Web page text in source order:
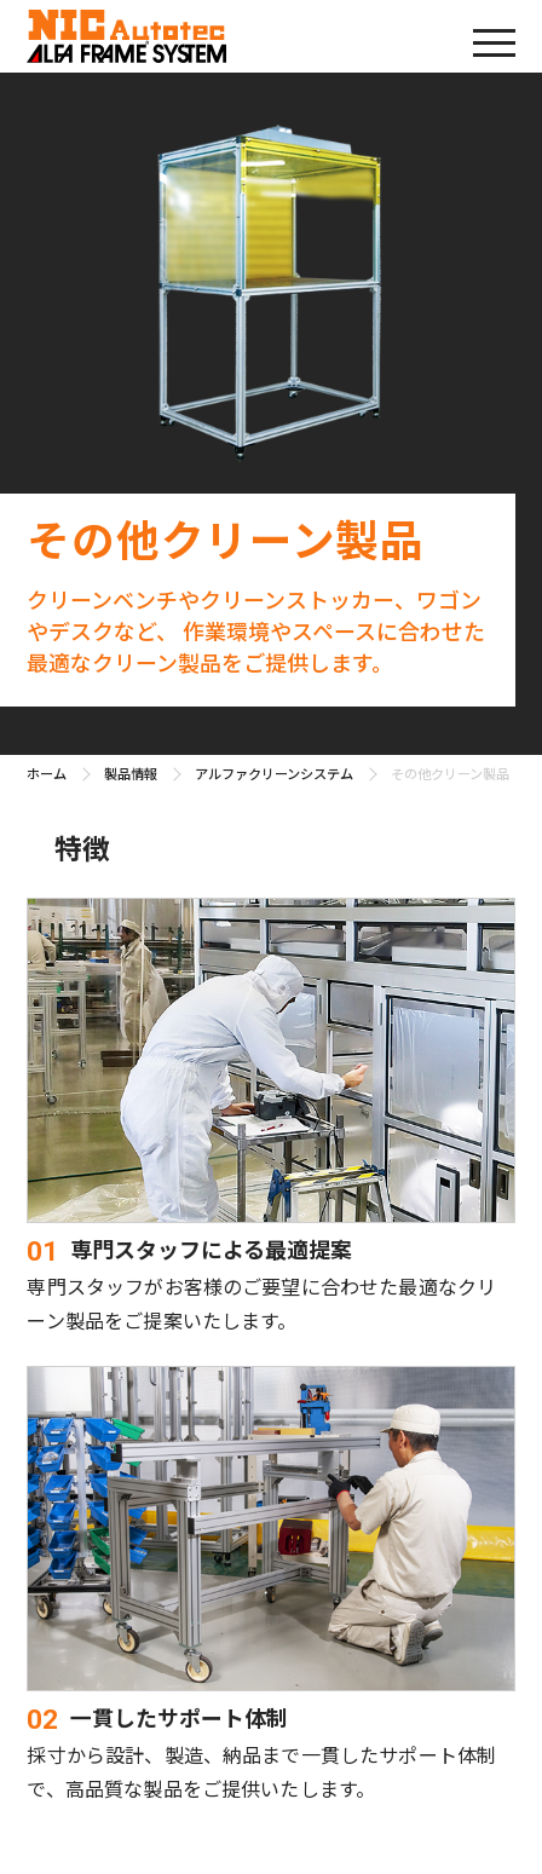
その他クリーン製品
クリーンベンチやクリーンストッカー、ワゴン
やデスクなど、
作業環境やスペースに合わせた
最適なクリーン製品をご提供します。
ホーム 製品情報 アルファクリーンシステム その他クリーン製品
特徴
01 専門スタッフによる最適提案
専門スタッフがお客様のご要望に合わせた最適なクリ
ーン製品をご提案いたします。
02 一貫したサポート体制
採寸から設計、製造、納品まで一貫したサポート体制
で、高品質な製品をご提供いたします。